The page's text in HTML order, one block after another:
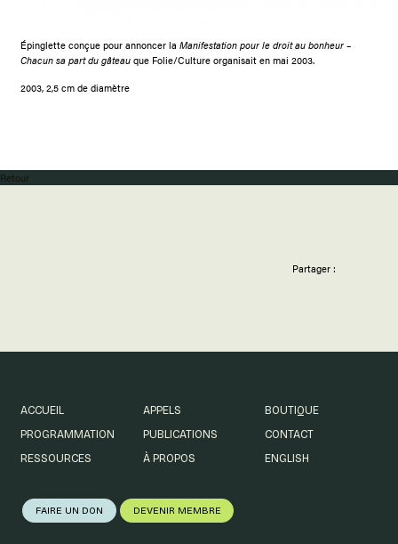
Épinglette conçue pour annoncer laManifestation pour le droit au bonheur –
Chacun sa part du gâteau que Folie/Culture organisait en mai 2003.
2003, 2,5 cm de diamètre
Retour
Partager :
ACCUEIL
PROGRAMMATION
RESSOURCES
APPELS
PUBLICATIONS
À PROPOS
BOUTIQUE
CONTACT
ENGLISH
FAIRE UN DON DEVENIR MEMBRE